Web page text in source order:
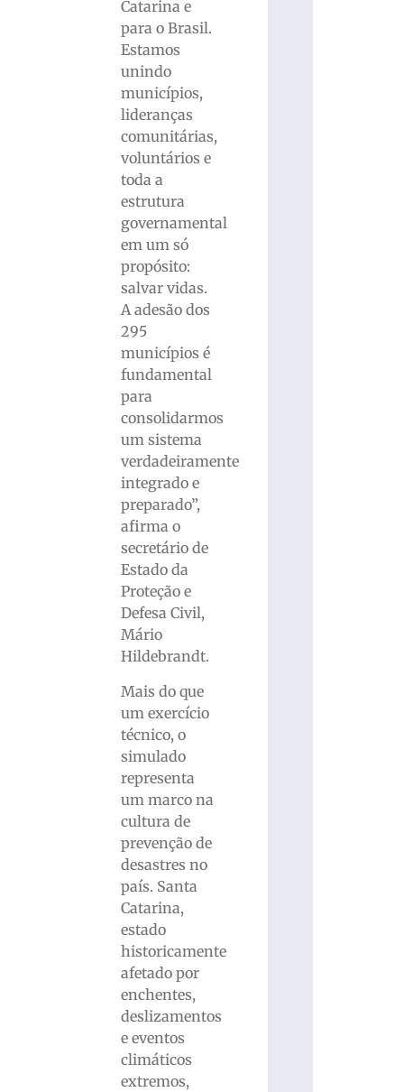
Catarina e
para o Brasil.
Estamos
unindo
municípios,
lideranças
comunitárias,
voluntários e
toda a
estrutura
governamental
em um só
propósito:
salvar vidas.
A adesão dos
295
municípios é
fundamental
para
consolidarmos
um sistema
verdadeiramente
integrado e
preparado”,
afirma o
secretário de
Estado da
Proteção e
Defesa Civil,
Mário
Hildebrandt.
Mais do que
um exercício
técnico, o
simulado
representa
um marco na
cultura de
prevenção de
desastres no
país. Santa
Catarina,
estado
historicamente
afetado por
enchentes,
deslizamentos
e eventos
climáticos
extremos,